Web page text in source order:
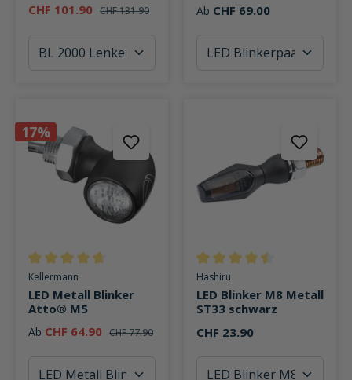
CHF 101.90 CHF 131.90 Ab CHF 69.00
17%
Durchschnittliche Bewertung von 4.6 von 5 Sternen
Kellermann
LED Metall Blinker
Atto® M5
Ab CHF 64.90 CHF 77.90
Durchschnittliche Bewertung
Hashiru
LED Blinker M8 Metall
ST33 schwarz
CHF 23.90